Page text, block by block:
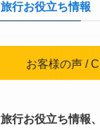
旅行お役立ち情報
お客様の声 /
旅行お役立ち情報